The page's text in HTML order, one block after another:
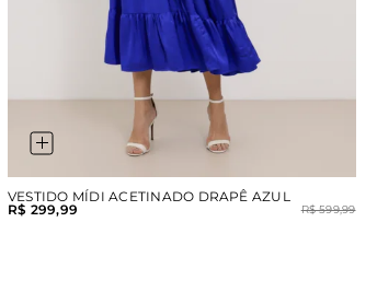
VESTIDO MÍDI ACETINADO DRAPÊ AZUL
R$ 299,99
R$ 599,99